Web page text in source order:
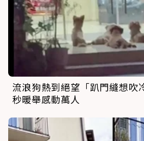
流浪狗熱到絕望「趴門縫想
秒暖舉感動萬人